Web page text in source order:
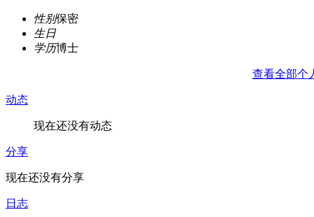
性别保密
生日
学历博士
查看全部个
动态
现在还没有动态
分享
现在还没有分享
日志